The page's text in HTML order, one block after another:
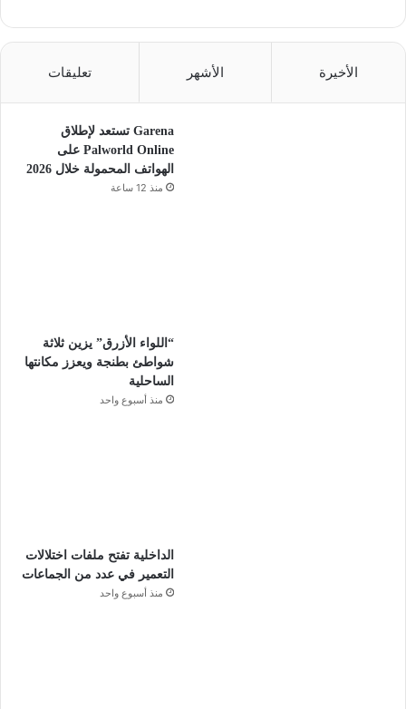
الأخيرة الأشهر تعليقات
Garena تستعد لإطلاق
Palworld Online على
الهواتف المحمولة خلال 2026
منذ 12 ساعة
“اللواء الأزرق” يزين ثلاثة
شواطئ بطنجة ويعزز مكانتها
الساحلية
منذ أسبوع واحد
الداخلية تفتح ملفات اختلالات
التعمير في عدد من الجماعات
منذ أسبوع واحد